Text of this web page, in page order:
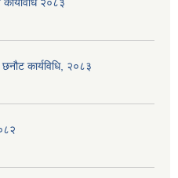
कार्यविधि, २०८३